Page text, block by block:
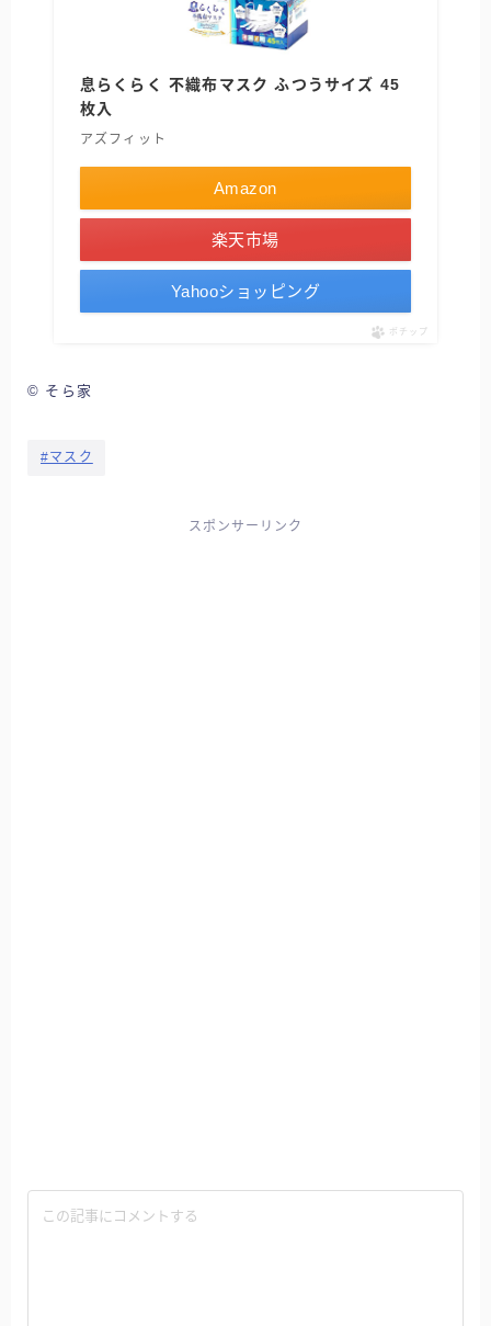
息らくらく 不織布マスク ふつうサイズ 45
枚入
アズフィット
Amazon
楽天市場
Yahooショッピング
ポチップ
© そら家
#マスク
スポンサーリンク